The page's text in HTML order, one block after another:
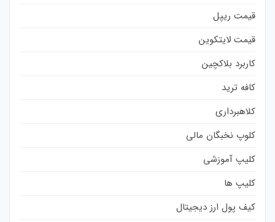
قیمت ریپل
قیمت لایتکوین
کاربرد بلاکچین
کافه ترید
کلاهبرداری
کلوپ نخبگان مالی
کلیپ آموزشی
کلیپ ها
کیف پول ارز دیجیتال